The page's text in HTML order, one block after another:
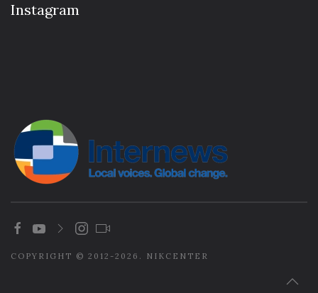
Instagram
COPYRIGHT © 2012-2026. NIKCENTER